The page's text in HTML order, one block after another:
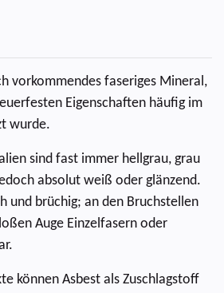
vorkommendes faseriges Mineral,
Eigenschaften häufig im
wurde.
sind fast immer hellgrau, grau
absolut weiß oder glänzend.
und brüchig; an den Bruchstellen
Auge Einzelfasern oder
können Asbest als Zuschlagstoff